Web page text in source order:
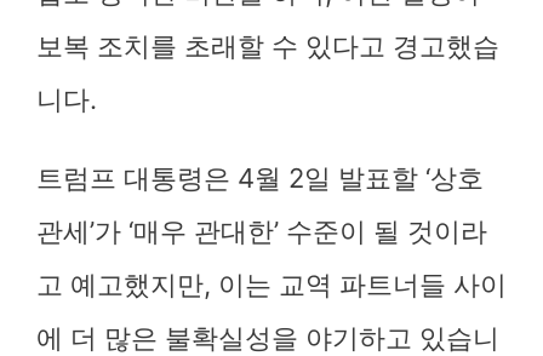
보복 조치를 초래할 수 있다고 경고했습
니다.
트럼프 대통령은 4월 2일 발표할 ‘상호
관세’가 ‘매우 관대한’ 수준이 될 것이라
고 예고했지만, 이는 교역 파트너들 사이
에 더 많은 불확실성을 야기하고 있습니